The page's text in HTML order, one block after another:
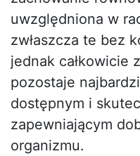
uwzględniona w
zwłaszcza te bez
jednak całkowicie
pozostaje
dostępnym i
zapewniającym
organizmu.